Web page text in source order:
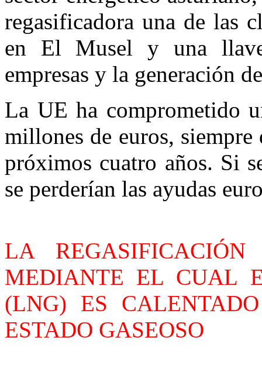
regasificadora una de las
en El Musel y una
empresas y la generación
La UE ha comprometido
millones de euros,
próximos cuatro años. Si
se perderían las ayudas
LA
MEDIANTE EL CUAL
(LNG) ES
ESTADO GASEOSO